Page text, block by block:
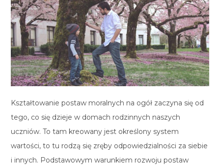
Kształtowanie postaw moralnych na ogół zaczyna się od
tego, co się dzieje w domach rodzinnych naszych
uczniów. To tam kreowany jest określony system
wartości, to tu rodzą się zręby odpowiedzialności za siebie
i innych. Podstawowym warunkiem rozwoju postaw